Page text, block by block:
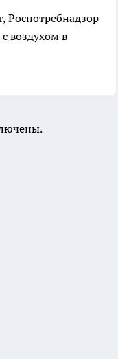
Роспотребнадзор
воздухом в